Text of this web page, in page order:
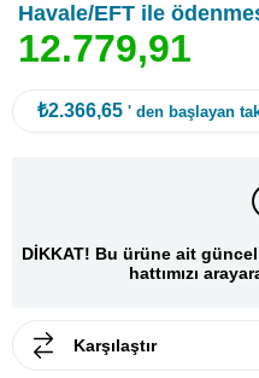
Havale/EFT ile
12.779,91
₺2.366,65 ' den başlayan
DİKKAT! Bu ürüne ait
hattımızı
Karşılaştır